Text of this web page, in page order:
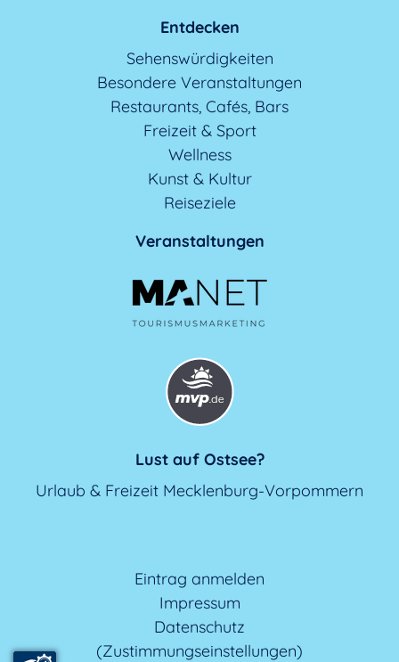
Entdecken
Sehenswürdigkeiten
Besondere Veranstaltungen
Restaurants, Cafés, Bars
Freizeit & Sport
Wellness
Kunst & Kultur
Reiseziele
Veranstaltungen
Lust auf Ostsee?
Urlaub & Freizeit Mecklenburg-Vorpommern
Eintrag anmelden
Impressum
Datenschutz
(Zustimmungseinstellungen)